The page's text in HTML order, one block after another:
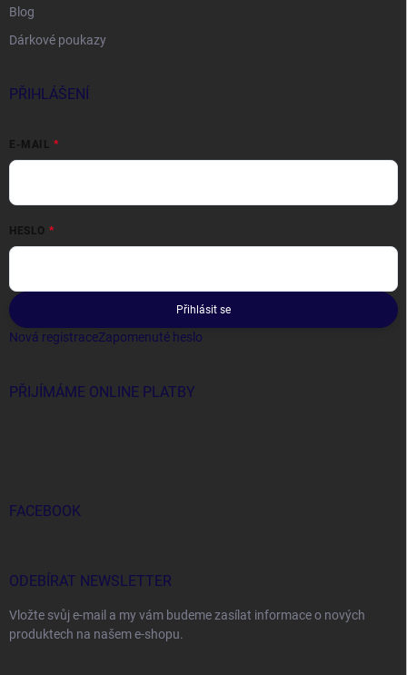
Blog
Dárkové poukazy
PŘIHLÁŠENÍ
E-MAIL
HESLO
Přihlásit se
Nová registraceZapomenuté heslo
PŘIJÍMÁME ONLINE PLATBY
FACEBOOK
ODEBÍRAT NEWSLETTER
Vložte svůj e-mail a my vám budeme zasílat informace o nových
produktech na našem e-shopu.